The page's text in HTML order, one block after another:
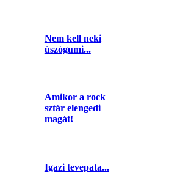
Nem kell neki
úszógumi...
Amikor a rock
sztár elengedi
magát!
Igazi tevepata...